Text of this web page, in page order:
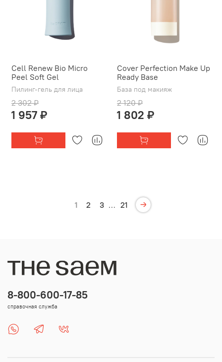
Cell Renew Bio Micro
Peel Soft Gel
Пилинг-гель для лица
2 302 ₽
1 957 ₽
Cover Perfection Make Up
Ready Base
База под макияж
2 120 ₽
1 802 ₽
1 2 3 … 21
8-800-600-17-85
справочная служба